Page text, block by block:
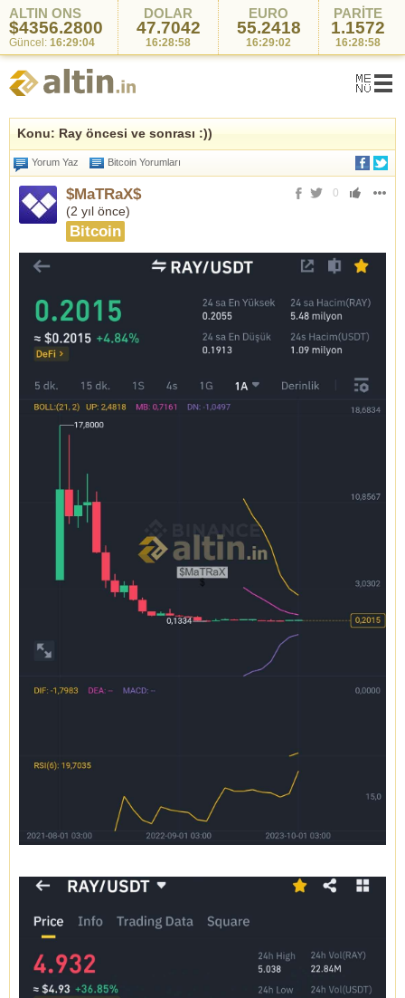
ALTIN ONS
$4356.2800
Güncel: 16:29:04
DOLAR
47.7042
16:28:58
EURO
55.2418
16:29:02
PARİTE
1.1572
16:28:58
Konu: Ray öncesi ve sonrası :))
Yorum Yaz Bitcoin Yorumları
$MaTRaX$
(2 yıl önce)
Bitcoin
0